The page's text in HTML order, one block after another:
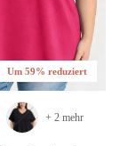
Um 59% reduziert
+ 2 mehr